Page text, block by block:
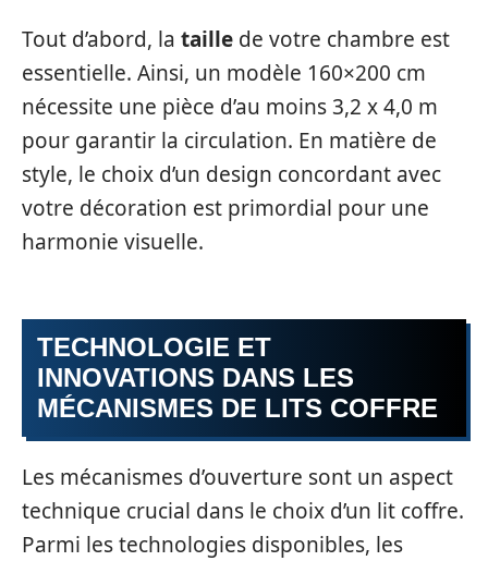
Tout d’abord, la taille de votre chambre est
essentielle. Ainsi, un modèle 160×200 cm
nécessite une pièce d’au moins 3,2 x 4,0 m
pour garantir la circulation. En matière de
style, le choix d’un design concordant avec
votre décoration est primordial pour une
harmonie visuelle.
TECHNOLOGIE ET
INNOVATIONS DANS LES
MÉCANISMES DE LITS COFFRE
Les mécanismes d’ouverture sont un aspect
technique crucial dans le choix d’un lit coffre.
Parmi les technologies disponibles, les